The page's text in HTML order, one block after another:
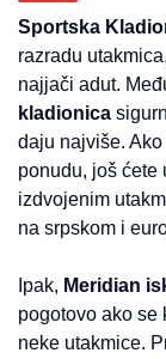
Sportska
razradu
najjači adut.
kladionica
daju najviše.
ponudu, još ćete
izdvojenim
na srpskom i
Ipak, Meridian
pogotovo ako se
neke utakmice.